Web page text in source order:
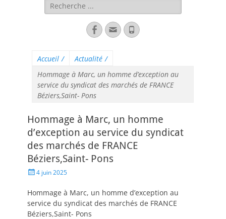
Accueil / Actualité /
Hommage à Marc, un homme d’exception au
service du syndicat des marchés de FRANCE
Béziers,Saint- Pons
Hommage à Marc, un homme
d’exception au service du syndicat
des marchés de FRANCE
Béziers,Saint- Pons
4 juin 2025
Hommage à Marc, un homme d’exception au
service du syndicat des marchés de FRANCE
Béziers,Saint- Pons